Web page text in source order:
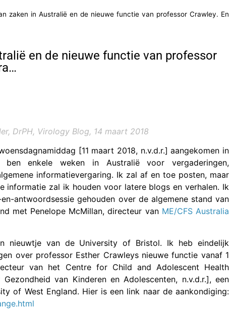
zaken in Australië en de nieuwe functie van professor Crawley. En
en de nieuwe functie van professor
DrPH, Virology Blog, 14 maart 2018
[11 maart 2018, n.v.d.r.] aangekomen in
ben enkele weken in Australië voor vergaderingen,
informatievergaring. Ik zal af en toe posten, maar
informatie zal ik houden voor latere blogs en verhalen. Ik
antwoordsessie gehouden over de algemene stand van
met Penelope McMillan, directeur van ME/CFS Australia
nieuwtje van de University of Bristol. Ik heb eindelijk
over professor Esther Crawleys nieuwe functie vanaf 1
van het Centre for Child and Adolescent Health
van Kinderen en Adolescenten, n.v.d.r.], een
of West England. Hier is een link naar de aankondiging: